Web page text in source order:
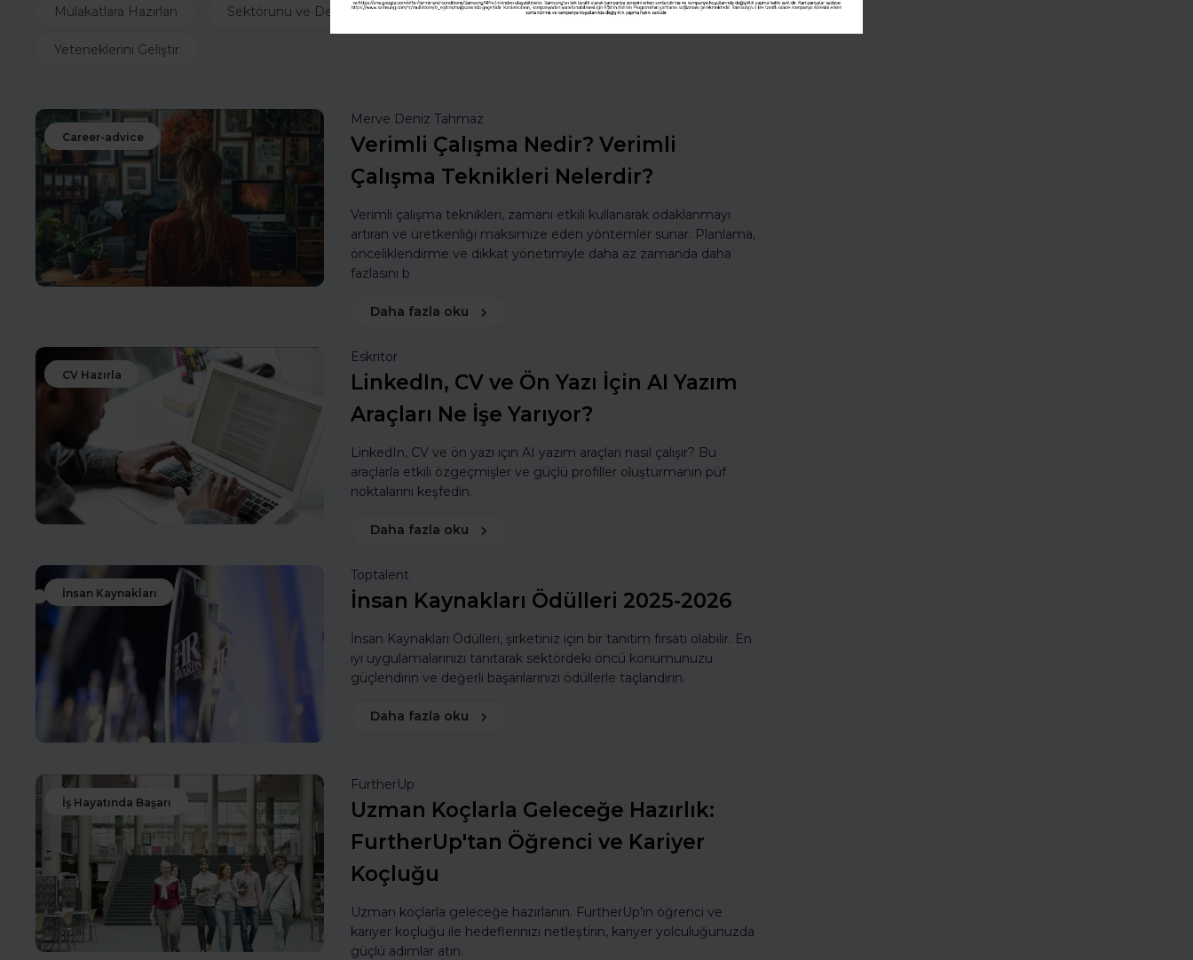
Mülakatlara Hazırlan Sektörünü ve Departmanını Seç Şirketleri Keşfet
Yeteneklerini Geliştir
Career-advice
Merve Deniz Tahmaz
Verimli Çalışma Nedir? Verimli
Çalışma Teknikleri Nelerdir?
Verimli çalışma teknikleri, zamanı etkili kullanarak odaklanmayı
artıran ve üretkenliği maksimize eden yöntemler sunar. Planlama,
önceliklendirme ve dikkat yönetimiyle daha az zamanda daha
fazlasını b
Daha fazla oku
CV Hazırla
Eskritor
LinkedIn, CV ve Ön Yazı İçin AI Yazım
Araçları Ne İşe Yarıyor?
LinkedIn, CV ve ön yazı için AI yazım araçları nasıl çalışır? Bu
araçlarla etkili özgeçmişler ve güçlü profiller oluşturmanın püf
noktalarını keşfedin.
Daha fazla oku
İnsan Kaynakları
Toptalent
İnsan Kaynakları Ödülleri 2025-2026
İnsan Kaynakları Ödülleri, şirketiniz için bir tanıtım fırsatı olabilir. En
iyi uygulamalarınızı tanıtarak sektördeki öncü konumunuzu
güçlendirin ve değerli başarılarınızı ödüllerle taçlandırın.
Daha fazla oku
İş Hayatında Başarı
FurtherUp
Uzman Koçlarla Geleceğe Hazırlık:
FurtherUp'tan Öğrenci ve Kariyer
Koçluğu
Uzman koçlarla geleceğe hazırlanın. FurtherUp’ın öğrenci ve
kariyer koçluğu ile hedeflerinizi netleştirin, kariyer yolculuğunuzda
güçlü adımlar atın.